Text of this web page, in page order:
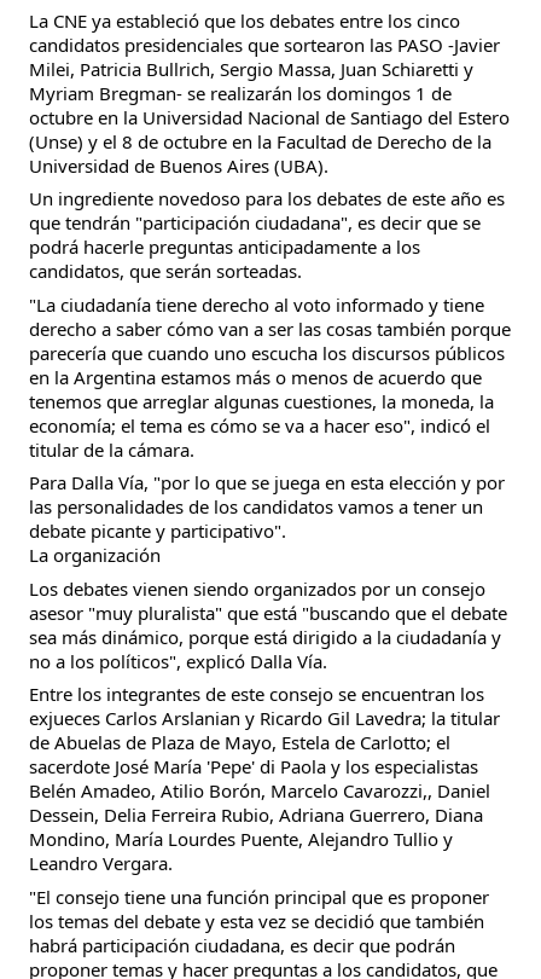
La CNE ya estableció que los debates entre los cinco
candidatos presidenciales que sortearon las PASO -Javier
Milei, Patricia Bullrich, Sergio Massa, Juan Schiaretti y
Myriam Bregman- se realizarán los domingos 1 de
octubre en la Universidad Nacional de Santiago del Estero
(Unse) y el 8 de octubre en la Facultad de Derecho de la
Universidad de Buenos Aires (UBA).
Un ingrediente novedoso para los debates de este año es
que tendrán "participación ciudadana", es decir que se
podrá hacerle preguntas anticipadamente a los
candidatos, que serán sorteadas.
"La ciudadanía tiene derecho al voto informado y tiene
derecho a saber cómo van a ser las cosas también porque
parecería que cuando uno escucha los discursos públicos
en la Argentina estamos más o menos de acuerdo que
tenemos que arreglar algunas cuestiones, la moneda, la
economía; el tema es cómo se va a hacer eso", indicó el
titular de la cámara.
Para Dalla Vía, "por lo que se juega en esta elección y por
las personalidades de los candidatos vamos a tener un
debate picante y participativo".
La organización
Los debates vienen siendo organizados por un consejo
asesor "muy pluralista" que está "buscando que el debate
sea más dinámico, porque está dirigido a la ciudadanía y
no a los políticos", explicó Dalla Vía.
Entre los integrantes de este consejo se encuentran los
exjueces Carlos Arslanian y Ricardo Gil Lavedra; la titular
de Abuelas de Plaza de Mayo, Estela de Carlotto; el
sacerdote José María 'Pepe' di Paola y los especialistas
Belén Amadeo, Atilio Borón, Marcelo Cavarozzi,, Daniel
Dessein, Delia Ferreira Rubio, Adriana Guerrero, Diana
Mondino, María Lourdes Puente, Alejandro Tullio y
Leandro Vergara.
"El consejo tiene una función principal que es proponer
los temas del debate y esta vez se decidió que también
habrá participación ciudadana, es decir que podrán
proponer temas y hacer preguntas a los candidatos, que